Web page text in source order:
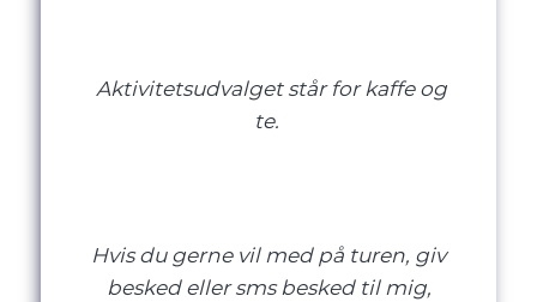
Aktivitetsudvalget står for kaffe og
te.
Hvis du gerne vil med på turen, giv
besked eller sms besked til mig,